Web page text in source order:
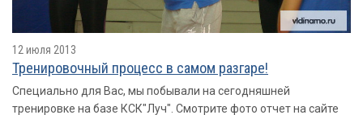
12 июля 2013
Тренировочный процесс в самом разгаре!
Специально для Вас, мы побывали на сегодняшней
тренировке на базе КСК"Луч". Смотрите фото отчет на сайте